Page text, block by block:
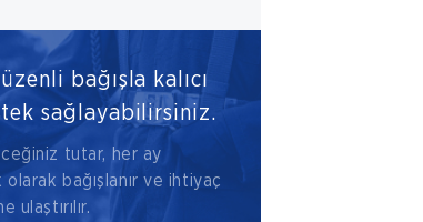
bağışla kalıcı
sağlayabilirsiniz.
tutar, her ay
bağışlanır ve ihtiyaç
ulaştırılır.